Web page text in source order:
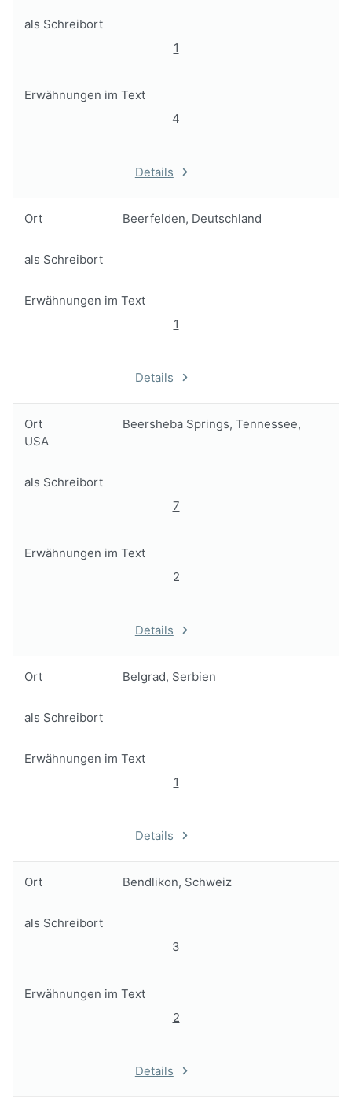
als Schreibort
1
Erwähnungen im Text
4
Details
Ort Beerfelden, Deutschland
als Schreibort
Erwähnungen im Text
1
Details
Ort
Beersheba Springs, Tennessee,
USA
als Schreibort
7
Erwähnungen im Text
2
Details
Ort Belgrad, Serbien
als Schreibort
Erwähnungen im Text
1
Details
Ort Bendlikon, Schweiz
als Schreibort
3
Erwähnungen im Text
2
Details